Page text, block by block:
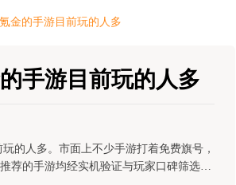
金的手游目前玩的人多
手游目前玩的人多
的人多。市面上不少手游打着免费旗号，
荐的手游均经实机验证与玩家口碑筛选，